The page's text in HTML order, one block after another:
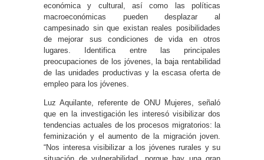
económica y cultural, así como las políticas
macroeconómicas pueden desplazar al
campesinado sin que existan reales posibilidades
de mejorar sus condiciones de vida en otros
lugares. Identifica entre las principales
preocupaciones de los jóvenes, la baja rentabilidad
de las unidades productivas y la escasa oferta de
empleo para los jóvenes.
Luz Aquilante, referente de ONU Mujeres, señaló
que en la investigación les interesó visibilizar dos
tendencias actuales de los procesos migratorios: la
feminización y el aumento de la migración joven.
“Nos interesa visibilizar a los jóvenes rurales y su